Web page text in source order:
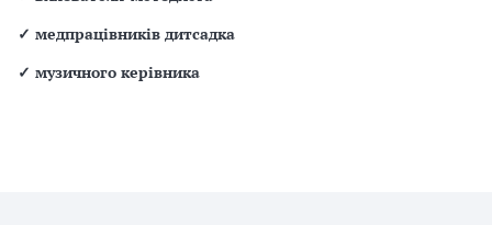
✓ медпрацівників дитсадка
✓ музичного керівника